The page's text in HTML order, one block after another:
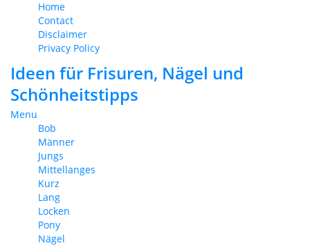
Home
Contact
Disclaimer
Privacy Policy
Ideen für Frisuren, Nägel und
Schönheitstipps
Menu
Bob
Männer
Jungs
Mittellanges
Kurz
Lang
Locken
Pony
Nägel